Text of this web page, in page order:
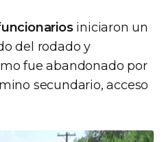
iniciaron un
del rodado y
fue abandonado por
secundario, acceso